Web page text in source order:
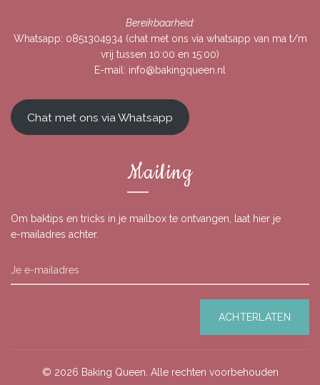
Bereikbaarheid:
Whatsapp: 0851304934(chat met ons via whatsapp van ma t/m
vrij tussen 10:00 en 15:00)
E-mail: info@bakingqueen.nl
Chat met ons via Whatsapp
Mailing
Om baktips en tricks in je mailbox te ontvangen, laat hier je
e-mailadres achter.
© 2026 Baking Queen . Alle rechten voorbehouden